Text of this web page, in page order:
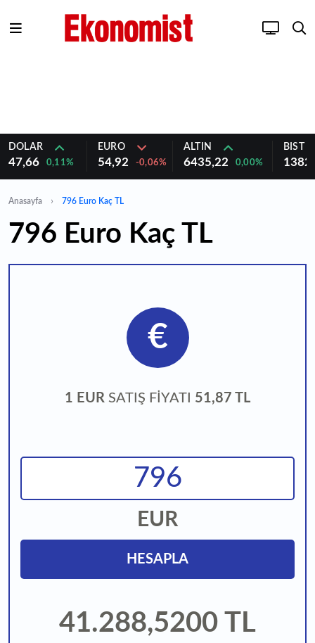
DOLAR
47,66 0,11%
EURO
54,92 -0,06%
ALTIN
6435,22 0,00%
BIST
Anasayfa 796 Euro Kaç TL
796 Euro Kaç TL
€
1 EUR SATIŞ FİYATI 51,87 TL
EUR
HESAPLA
41.288,5200 TL